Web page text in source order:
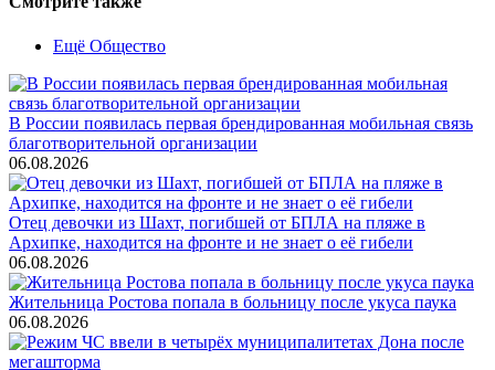
Ещё Общество
В России появилась первая брендированная мобильная связь
благотворительной организации
06.08.2026
Отец девочки из Шахт, погибшей от БПЛА на пляже в
Архипке, находится на фронте и не знает о её гибели
06.08.2026
Жительница Ростова попала в больницу после укуса паука
06.08.2026